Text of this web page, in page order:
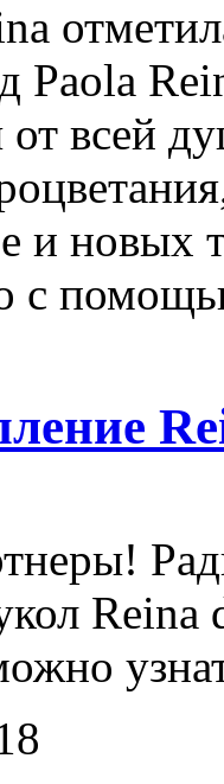
Paola
всей
и новых
с